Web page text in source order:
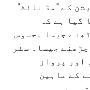
کے "مڈ نائٹ"
گیا ہے کہ
جیسا محسوس
جیسا۔ سفر
اور پرواز
کے مابین